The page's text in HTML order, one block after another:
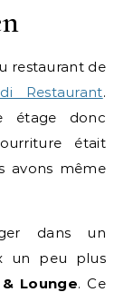
restaurant de
Restaurant.
étage donc
était
avons même
dans un
un peu plus
& Lounge. Ce